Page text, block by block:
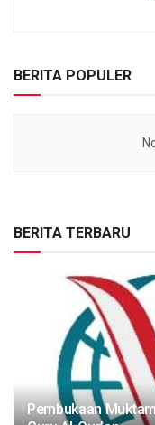
BERITA POPULER
BERITA TERBARU
Pembukaan